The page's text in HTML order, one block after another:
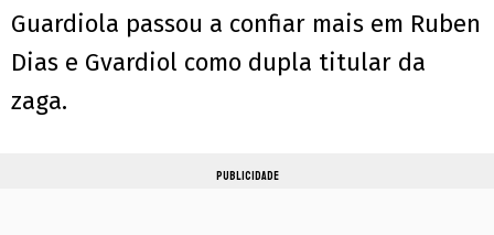
Guardiola passou a confiar mais em Ruben
Dias e Gvardiol como dupla titular da
zaga.
PUBLICIDADE